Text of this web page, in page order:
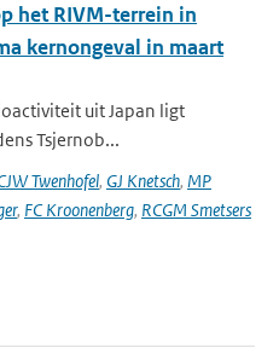
het RIVM-terrein in
kernongeval in maart
uit Japan ligt
Tsjernob...
Twenhofel, GJ Knetsch, MP
, FC Kroonenberg, RCGM Smetsers